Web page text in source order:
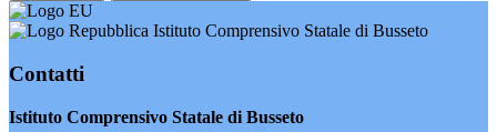
Istituto Comprensivo Statale di Busseto
Contatti
Istituto Comprensivo Statale di Busseto